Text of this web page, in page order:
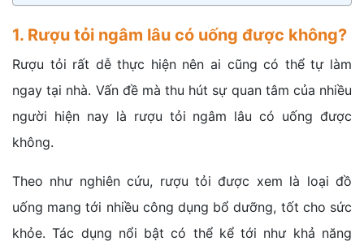
1. Rượu tỏi ngâm lâu có uống được không?
Rượu tỏi rất dễ thực hiện nên ai cũng có thể tự làm
ngay tại nhà. Vấn đề mà thu hút sự quan tâm của nhiều
người hiện nay là rượu tỏi ngâm lâu có uống được
không.
Theo như nghiên cứu, rượu tỏi được xem là loại đồ
uống mang tới nhiều công dụng bổ dưỡng, tốt cho sức
khỏe. Tác dụng nổi bật có thể kể tới như khả năng